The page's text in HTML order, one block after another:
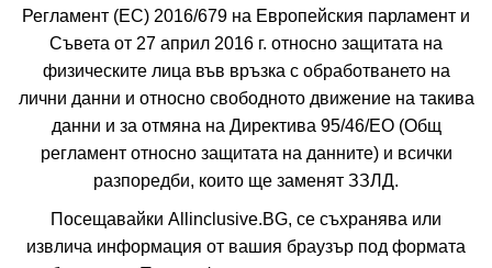
Още курорти Филтри
 Сортирай по:
Не изпускайте нито една оферта!
Искате да получавате първи най-новите и най-
Регламент (ЕС) 2016/679 на Европейския парламент и
Съвета от 27 април 2016 г. относно защитата на
физическите лица във връзка с обработването на
лични данни и относно свободното движение на такива
данни и за отмяна на Директива 95/46/EО (Общ
регламент относно защитата на данните) и всички
разпоредби, които ще заменят ЗЗЛД.
Посещавайки Allinclusive.BG, се съхранява или
извлича информация от вашия браузър под формата